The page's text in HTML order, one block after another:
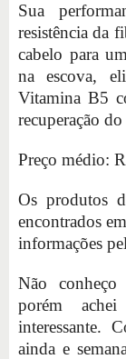
Sua
resistência da
cabelo para
na escova,
Vitamina B5
recuperação
Preço médio:
Os produtos
encontrados
informações
Não
porém
interessante.
ainda e